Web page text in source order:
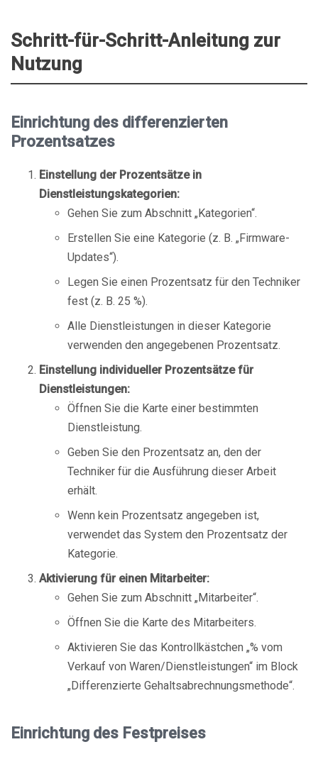
Schritt-für-Schritt-Anleitung zur
Nutzung
Einrichtung des differenzierten
Prozentsatzes
Einstellung der Prozentsätze in
Dienstleistungskategorien:
Gehen Sie zum Abschnitt „Kategorien“.
Erstellen Sie eine Kategorie (z. B. „Firmware-
Updates“).
Legen Sie einen Prozentsatz für den Techniker
fest (z. B. 25 %).
Alle Dienstleistungen in dieser Kategorie
verwenden den angegebenen Prozentsatz.
Einstellung individueller Prozentsätze für
Dienstleistungen:
Öffnen Sie die Karte einer bestimmten
Dienstleistung.
Geben Sie den Prozentsatz an, den der
Techniker für die Ausführung dieser Arbeit
erhält.
Wenn kein Prozentsatz angegeben ist,
verwendet das System den Prozentsatz der
Kategorie.
Aktivierung für einen Mitarbeiter:
Gehen Sie zum Abschnitt „Mitarbeiter“.
Öffnen Sie die Karte des Mitarbeiters.
Aktivieren Sie das Kontrollkästchen „% vom
Verkauf von Waren/Dienstleistungen“ im Block
„Differenzierte Gehaltsabrechnungsmethode“.
Einrichtung des Festpreises